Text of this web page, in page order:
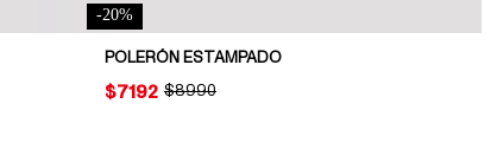
-20%
POLERÓN ESTAMPADO
ORIGINAL PRICE:
$8990
PRICE:
$7192